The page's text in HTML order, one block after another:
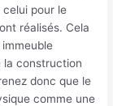
celui pour le
réalisés. Cela
la construction
donc que le
comme une